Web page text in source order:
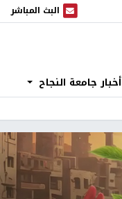
البث المباشر
البث المباشر
أخبار جامعة النجاح